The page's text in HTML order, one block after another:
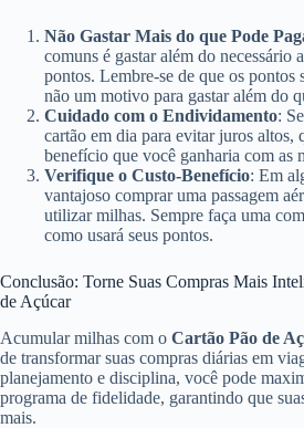
Não Gastar Mais do que Pode
comuns é gastar além do necessário
pontos. Lembre-se de que os
não um motivo para gastar além do
Cuidado com o Endividamento:
cartão em dia para evitar juros altos,
benefício que você ganharia com as
Verifique o Custo-Benefício: Em
vantajoso comprar uma passagem
utilizar milhas. Sempre faça uma
como usará seus pontos.
Conclusão: Torne Suas Compras Mais
de Açúcar
Acumular milhas com o Cartão Pão de
de transformar suas compras diárias em
planejamento e disciplina, você pode
programa de fidelidade, garantindo que
mais.